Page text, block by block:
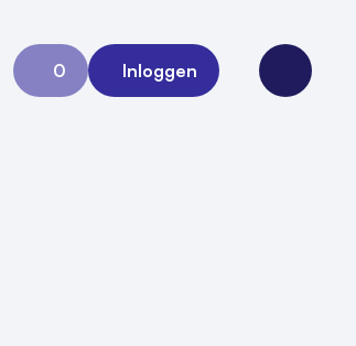
0
Aanvraag 0
Inloggen
Open